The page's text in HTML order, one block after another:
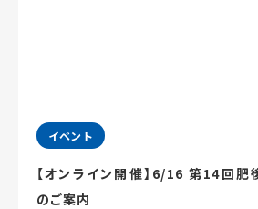
イベント
【オンライン開催】6/16 第14回
のご案内